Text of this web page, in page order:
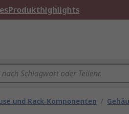
Produkthighlights
und Rack-Komponenten /